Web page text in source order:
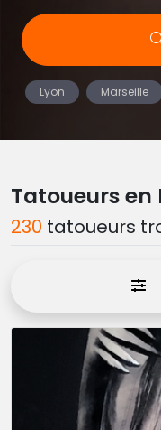
Lyon Marseille
Tatoueurs en
230 tatoueurs